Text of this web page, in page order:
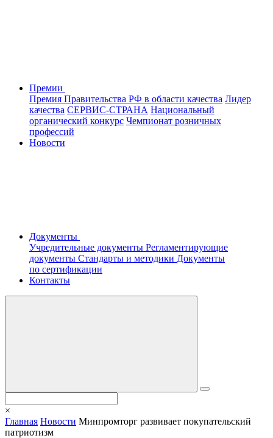
Премии
Премия Правительства РФ в области качества Лидер
качества СЕРВИС-СТРАНА Национальный
органический конкурс Чемпионат розничных
профессий
Новости
Документы
Учредительные документы Регламентирующие
документы Стандарты и методики Документы
по сертификации
Контакты
×
Главная Новости Минпромторг развивает покупательский
патриотизм